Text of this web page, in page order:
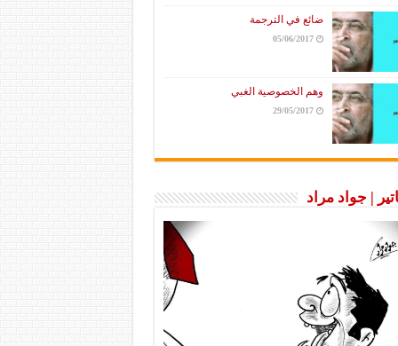
ضائع في الترجمة
05/06/2017
وهم الخصوصية الغبي
29/05/2017
| جواد مراد